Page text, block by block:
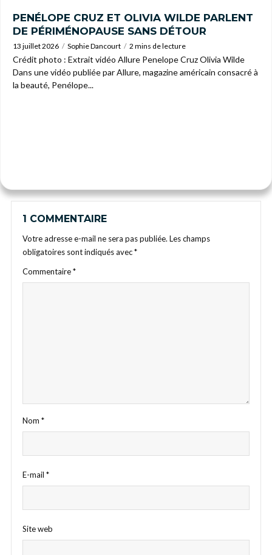
PENÉLOPE CRUZ ET OLIVIA WILDE PARLENT
DE PÉRIMÉNOPAUSE SANS DÉTOUR
13 juillet 2026 Sophie Dancourt 2 mins de lecture
Crédit photo : Extrait vidéo Allure Penelope Cruz Olivia Wilde
Dans une vidéo publiée par Allure, magazine américain consacré à
la beauté, Penélope...
1 COMMENTAIRE
Votre adresse e-mail ne sera pas publiée. Les champs
obligatoires sont indiqués avec*
Commentaire*
Nom *
E-mail *
Site web